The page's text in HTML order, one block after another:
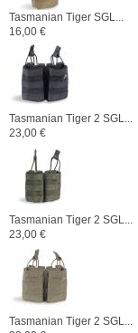
Tasmanian Tiger SGL...
16,00 €
Tasmanian Tiger 2 SGL...
23,00 €
Tasmanian Tiger 2 SGL...
23,00 €
Tasmanian Tiger 2 SGL...